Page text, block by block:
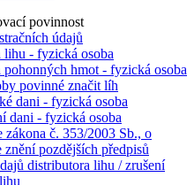
povinnost
údajů
lihu - fyzická osoba
pohonných hmot - fyzická osoba
povinné značit líh
dani - fyzická osoba
dani - fyzická osoba
č. 353/2003 Sb., o
pozdějších předpisů
distributora lihu / zrušení